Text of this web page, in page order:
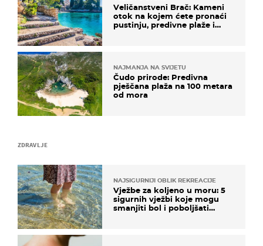
ZDRAVLJE
NAJSIGURNIJI OBLIK REKREACIJE
Vježbe za koljeno u moru: 5
sigurnih vježbi koje mogu
smanjiti bol i poboljšati
Veličanstveni Brač: Kameni
otok na kojem ćete pronaći
pustinju, predivne plaže i
NAJMANJA NA SVIJETU
Čudo prirode: Predivna
pješčana plaža na 100 metara
od mora